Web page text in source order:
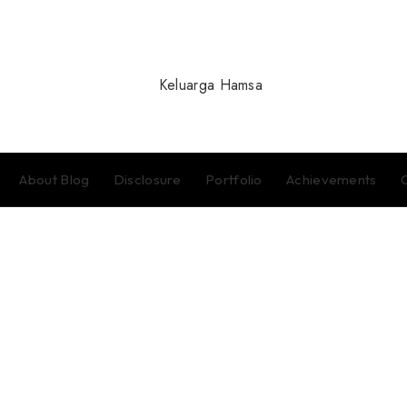
About Blog Disclosure Portfolio Achievements